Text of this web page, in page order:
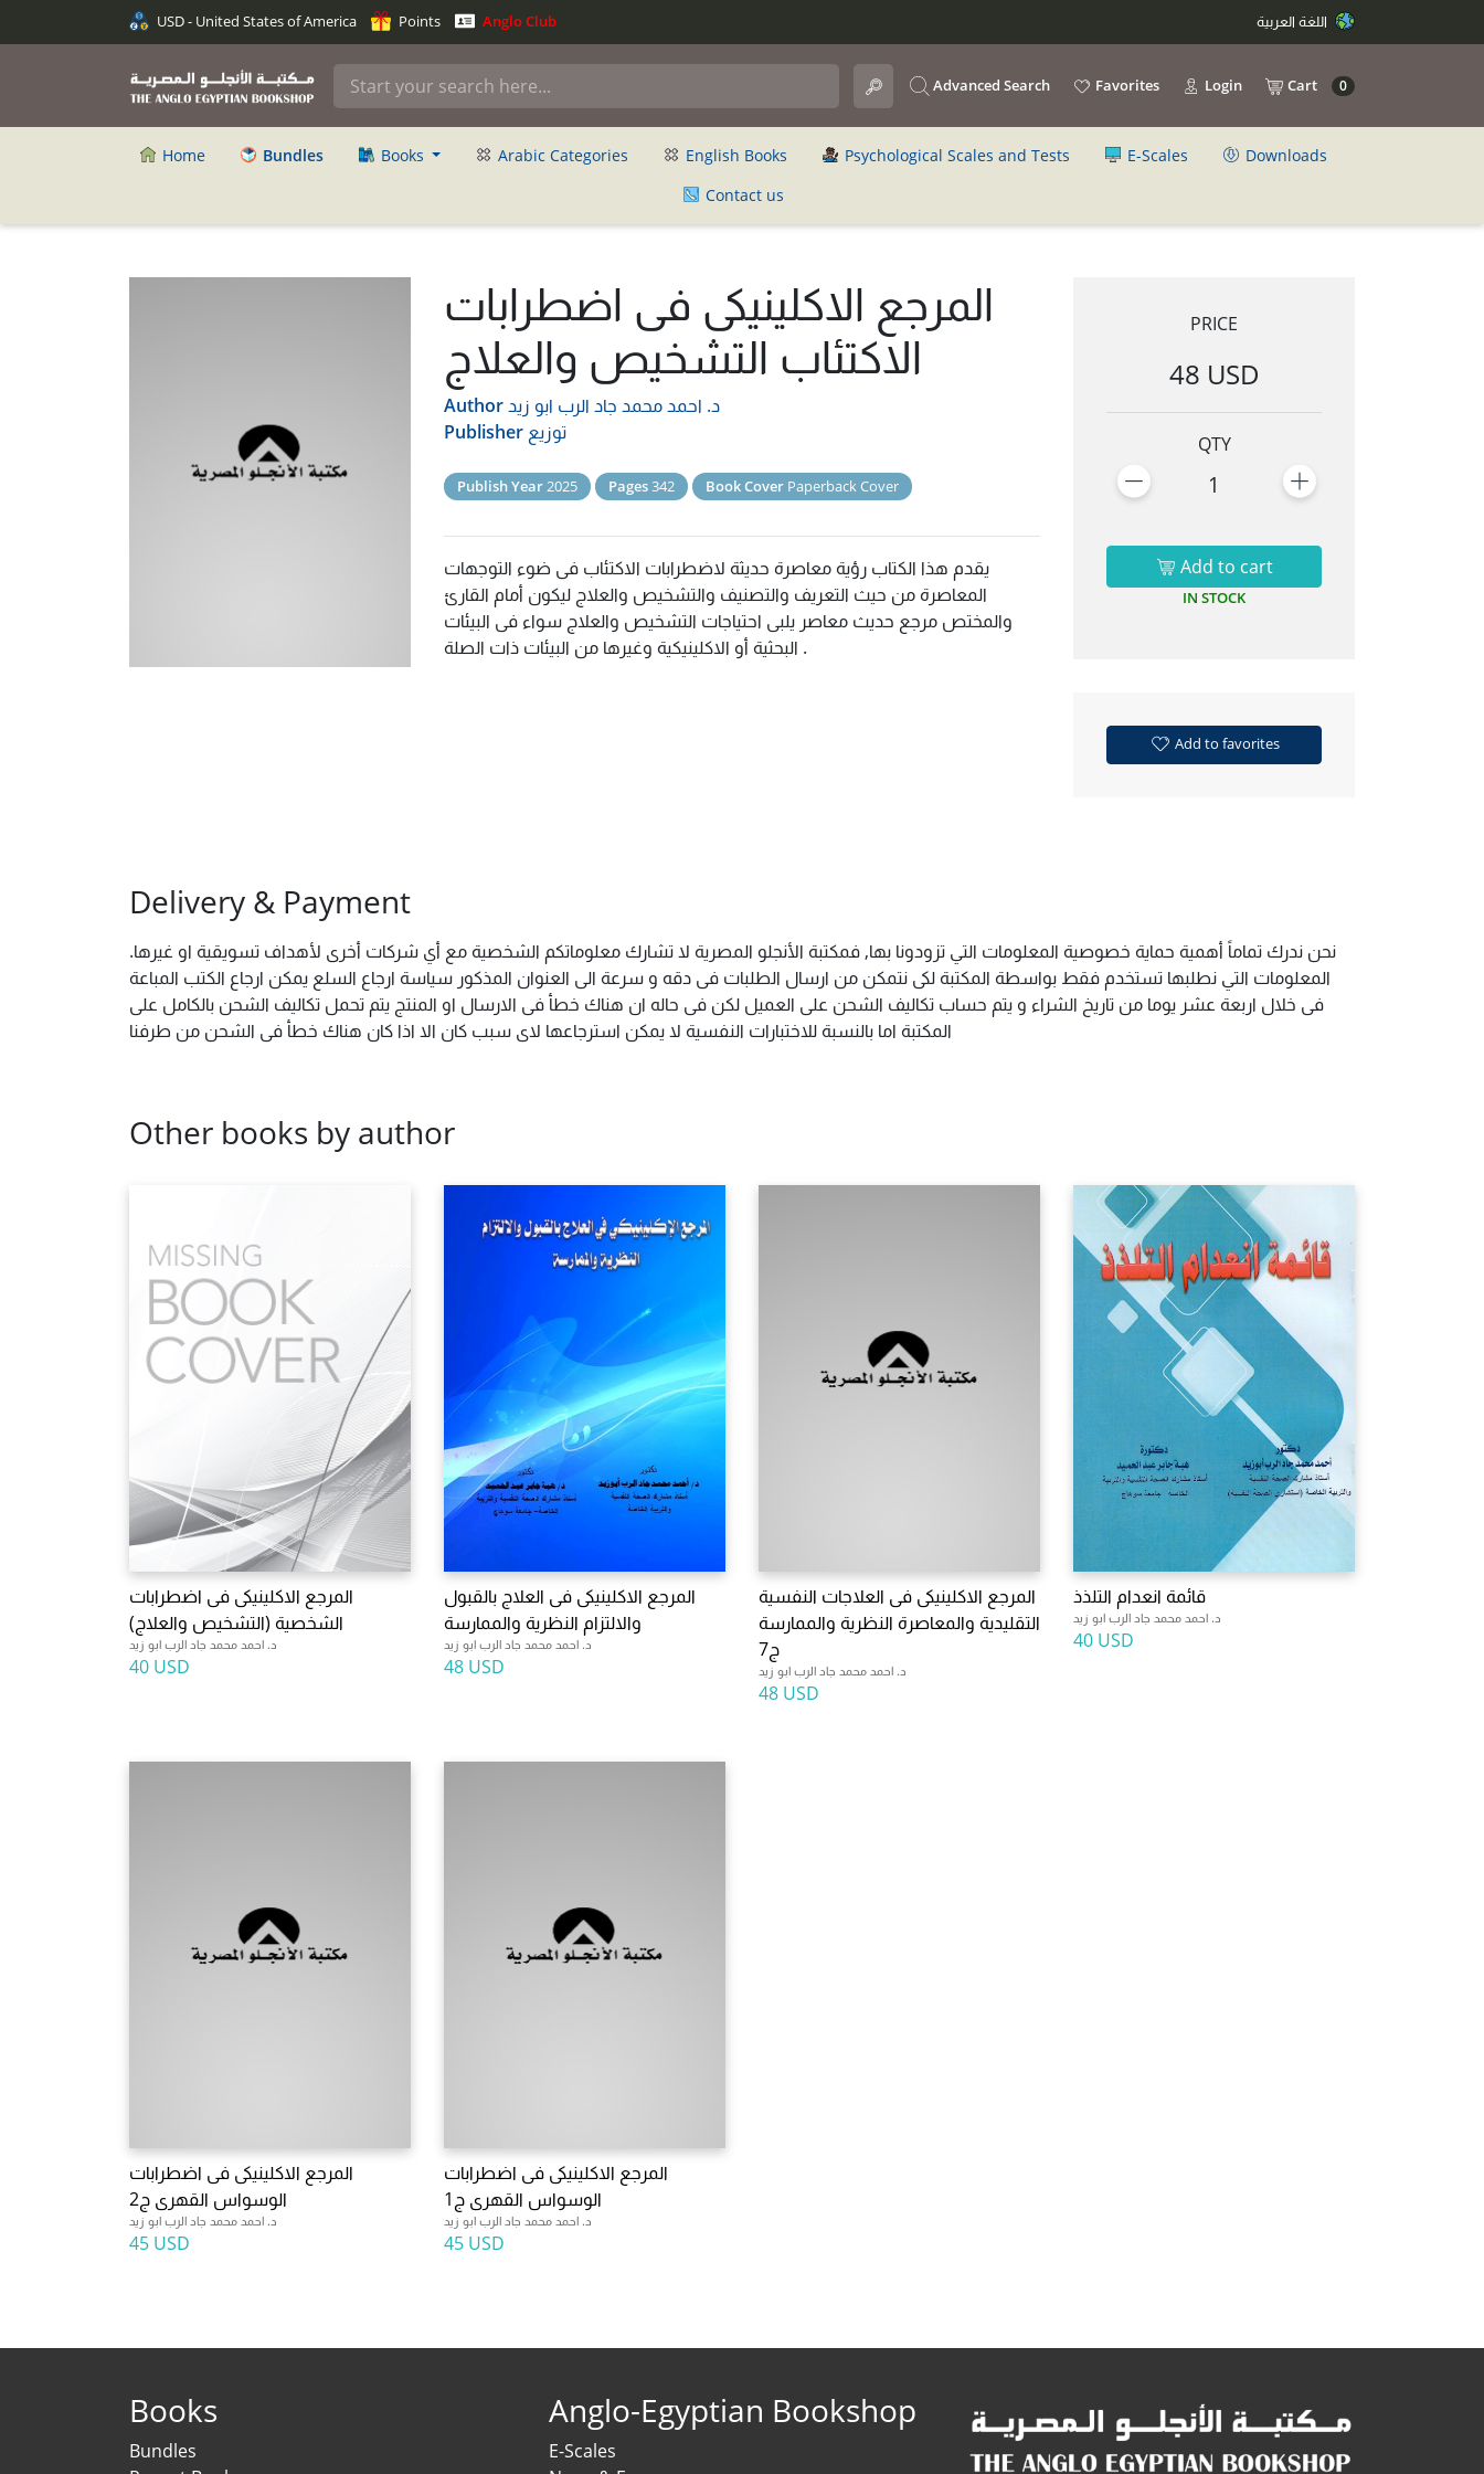
USD - United States of America Points Anglo Club
Advanced Search Favorites Login Cart 0
Home Bundles Books Arabic Categories English Books Psychological Scales and Tests E-Scales
Downloads
Contact us
المرجع الاكلينيكى فى اضطرابات
الاكتئاب التشخيص والعلاج
Authorد. احمد محمد جاد الرب ابو زيد
Publisher توزيع
Publish Year2025 Pages342 Book Cover Paperback Cover
يقدم هذا الكتاب رؤية معاصرة حديثة لاضطرابات الاكتئاب فى ضوء التوجهات
المعاصرة من حيث التعريف والتصنيف والتشخيص والعلاج ليكون أمام القارئ
والمختص مرجع حديث معاصر يلبى احتياجات التشخيص والعلاج سواء فى البيئات
البحثية أو الاكلينيكية وغيرها من البيئات ذات الصلة .
PRICE
48 USD
QTY
1
Add to cart
IN STOCK
Add to favorites
Delivery & Payment
نحن ندرك تماماً أهمية حماية خصوصية المعلومات التي تزودونا بها, فمكتبة الأنجلو المصرية لا تشارك معلوماتكم الشخصية مع أي شركات أخرى لأهداف تسويقية او غيرها.
المعلومات التي نطلبها تستخدم فقط بواسطة المكتبة لكى نتمكن من ارسال الطلبات فى دقه و سرعة الى العنوان المذكور سياسة ارجاع السلع يمكن ارجاع الكتب المباعة
فى خلال اربعة عشر يوما من تاريخ الشراء و يتم حساب تكاليف الشحن على العميل لكن فى حاله ان هناك خطأ فى الارسال او المنتج يتم تحمل تكاليف الشحن بالكامل على
المكتبة اما بالنسبة للاختبارات النفسية لا يمكن استرجاعها لاى سبب كان الا اذا كان هناك خطأ فى الشحن من طرفنا
Other books by author
المرجع الاكلينيكى فى اضطرابات
الشخصية (التشخيص والعلاج)
د. احمد محمد جاد الرب ابو زيد
40 USD
المرجع الاكلينيكى فى العلاج بالقبول
والالتزام النظرية والممارسة
د. احمد محمد جاد الرب ابو زيد
48 USD
المرجع الاكلينيكى فى العلاجات النفسية
التقليدية والمعاصرة النظرية والممارسة
ج7
د. احمد محمد جاد الرب ابو زيد
48 USD
قائمة انعدام التلذذ
د. احمد محمد جاد الرب ابو زيد
40 USD
المرجع الاكلينيكى فى اضطرابات
الوسواس القهرى ج2
د. احمد محمد جاد الرب ابو زيد
45 USD
المرجع الاكلينيكى فى اضطرابات
الوسواس القهرى ج1
د. احمد محمد جاد الرب ابو زيد
45 USD
Books
Bundles
Anglo-Egyptian Bookshop
E-Scales